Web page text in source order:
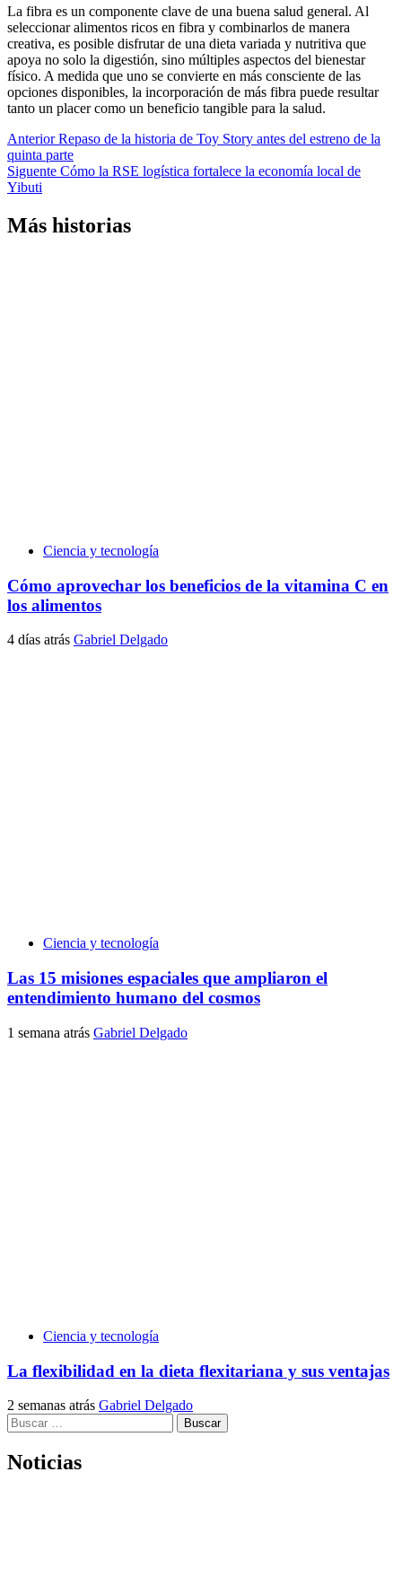
La fibra es un componente clave de una buena salud general. Al
seleccionar alimentos ricos en fibra y combinarlos de manera
creativa, es posible disfrutar de una dieta variada y nutritiva que
apoya no solo la digestión, sino múltiples aspectos del bienestar
físico. A medida que uno se convierte en más consciente de las
opciones disponibles, la incorporación de más fibra puede resultar
tanto un placer como un beneficio tangible para la salud.
Navegación
de
entradas
AnteriorRepaso de la historia de Toy Story antes del estreno de la
quinta parte
Siguente Cómo la RSE logística fortalece la economía local de
Yibuti
Más historias
Ciencia y tecnología
Cómo aprovechar los beneficios de la vitamina C en
los alimentos
4 días atrás Gabriel Delgado
Ciencia y tecnología
Las 15 misiones espaciales que ampliaron el
entendimiento humano del cosmos
1 semana atrás Gabriel Delgado
Ciencia y tecnología
La flexibilidad en la dieta flexitariana y sus ventajas
2 semanas atrás Gabriel Delgado
Buscar:
Noticias